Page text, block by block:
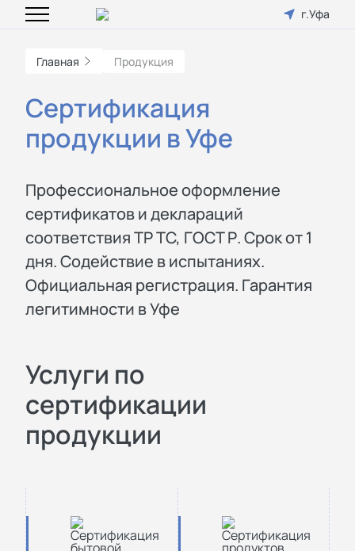
г.Уфа
Главная Продукция
Сертификация
продукции в Уфе
Профессиональное оформление
сертификатов и деклараций
соответствия ТР ТС, ГОСТ Р. Срок от 1
дня. Содействие в испытаниях.
Официальная регистрация. Гарантия
легитимности в Уфе
Услуги по
сертификации
продукции